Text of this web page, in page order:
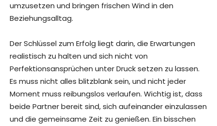
umzusetzen und bringen frischen Wind in den
Beziehungsalltag.
Der Schlüssel zum Erfolg liegt darin, die Erwartungen
realistisch zu halten und sich nicht von
Perfektionsansprüchen unter Druck setzen zu lassen.
Es muss nicht alles blitzblank sein, und nicht jeder
Moment muss reibungslos verlaufen. Wichtig ist, dass
beide Partner bereit sind, sich aufeinander einzulassen
und die gemeinsame Zeit zu genießen. Ein bisschen